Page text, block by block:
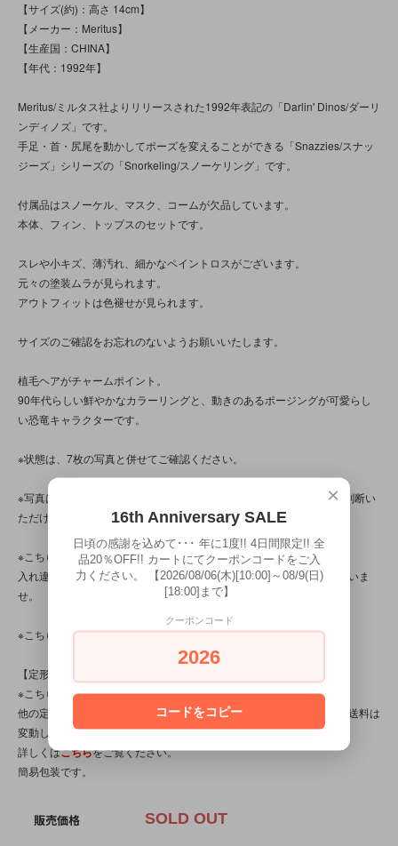
【サイズ(約)：高さ 14cm】
【メーカー：Meritus】
【生産国：CHINA】
【年代：1992年】
Meritus/ミルタス社よりリリースされた1992年表記の「Darlin' Dinos/ダーリ
ンディノズ」です。
手足・首・尻尾を動かしてポーズを変えることができる「Snazzies/スナッ
ジーズ」シリーズの「Snorkeling/スノーケリング」です。
付属品はスノーケル、マスク、コームが欠品しています。
本体、フィン、トップスのセットです。
スレや小キズ、薄汚れ、細かなペイントロスがございます。
元々の塗装ムラが見られます。
アウトフィットは色褪せが見られます。
サイズのご確認をお忘れのないようお願いいたします。
植毛ヘアがチャームポイント。
90年代らしい鮮やかなカラーリングと、動きのあるポージングが可愛らし
い恐竜キャラクターです。
※状態は、7枚の写真と併せてご確認ください。
※写真は、光の当たり方によって見え方が変わるため、トータル的に判断い
ただけると幸いです。
※こちらの商品は店頭でも販売しています。
入れ違いで完売してしまう場合がございます。その際はご容赦くださいま
せ。
※こちらの商品は、中古・ヴィンテージ品です。
【定形外対応商品】
※こちらの商品は【サイズ規格外・(8)～150gまで】です。
他の定形外対応商品と複数購入される場合は、サイズや重量によって送料は
変動します。送料は【最終注文確認書】で確定します。
詳しくはこちらをご覧ください。
簡易包装です。
販売価格 SOLD OUT
×
16th Anniversary SALE
日頃の感謝を込めて･･･ 年に1度!! 4日間限定!! 全
品20％OFF!! カートにてクーポンコードをご入
力ください。 【2026/08/06(木)[10:00]～08/9(日)
[18:00]まで】
クーポンコード
2026
コードをコピー